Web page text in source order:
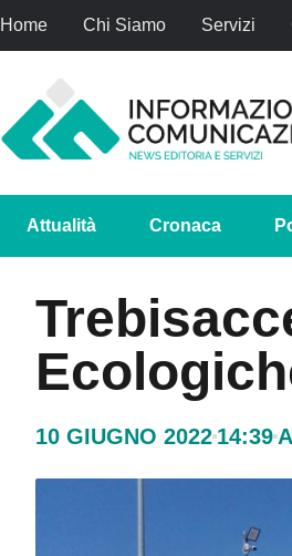
Home Chi Siamo Servizi
Attualità Cronaca
10 GIUGNO 2022 14:39